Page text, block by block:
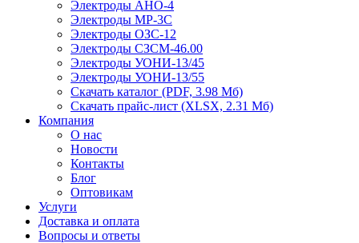
Электроды АНО-4
Электроды МР-3С
Электроды ОЗС-12
Электроды СЗСМ-46.00
Электроды УОНИ-13/45
Электроды УОНИ-13/55
Скачать каталог (PDF, 3.98 Мб)
Скачать прайс-лист (XLSX, 2.31 Мб)
Компания
О нас
Новости
Контакты
Блог
Оптовикам
Услуги
Доставка и оплата
Вопросы и ответы